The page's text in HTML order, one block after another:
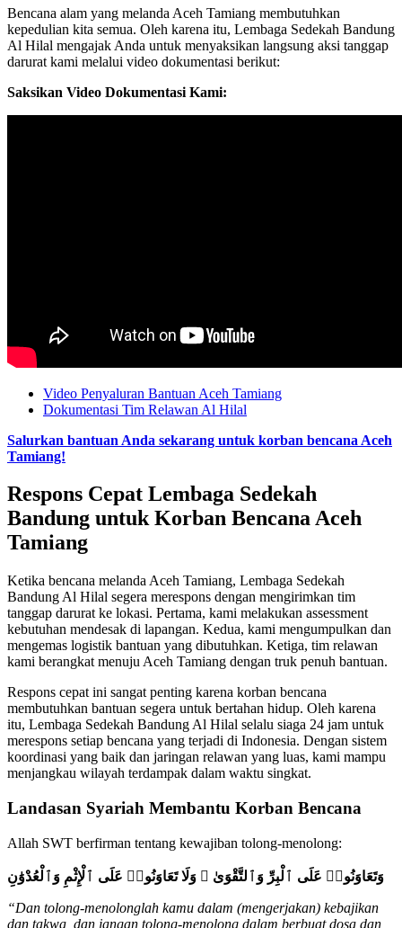
Bencana alam yang melanda Aceh Tamiang membutuhkan
kepedulian kita semua. Oleh karena itu, Lembaga Sedekah Bandung
Al Hilal mengajak Anda untuk menyaksikan langsung aksi tanggap
darurat kami melalui video dokumentasi berikut:
Saksikan Video Dokumentasi Kami:
Video Penyaluran Bantuan Aceh Tamiang
Dokumentasi Tim Relawan Al Hilal
Salurkan bantuan Anda sekarang untuk korban bencana Aceh
Tamiang!
Respons Cepat Lembaga Sedekah
Bandung untuk Korban Bencana Aceh
Tamiang
Ketika bencana melanda Aceh Tamiang, Lembaga Sedekah
Bandung Al Hilal segera merespons dengan mengirimkan tim
tanggap darurat ke lokasi. Pertama, kami melakukan assessment
kebutuhan mendesak di lapangan. Kedua, kami mengumpulkan dan
mengemas logistik bantuan yang dibutuhkan. Ketiga, tim relawan
kami berangkat menuju Aceh Tamiang dengan truk penuh bantuan.
Respons cepat ini sangat penting karena korban bencana
membutuhkan bantuan segera untuk bertahan hidup. Oleh karena
itu, Lembaga Sedekah Bandung Al Hilal selalu siaga 24 jam untuk
merespons setiap bencana yang terjadi di Indonesia. Dengan sistem
koordinasi yang baik dan jaringan relawan yang luas, kami mampu
menjangkau wilayah terdampak dalam waktu singkat.
Landasan Syariah Membantu Korban Bencana
Allah SWT berfirman tentang kewajiban tolong-menolong:
وَتَعَاوَنُوا۟ عَلَى ٱلْبِرِّ وَٱلتَّقْوَىٰ ۖ وَلَا تَعَاوَنُوا۟ عَلَى ٱلْإِثْمِ وَٱلْعُدْوَٰنِ
“Dan tolong-menolonglah kamu dalam (mengerjakan) kebajikan
dan takwa, dan jangan tolong-menolong dalam berbuat dosa dan